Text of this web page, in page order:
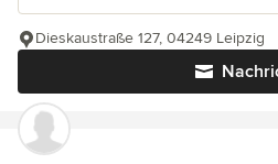
Dieskaustraße 127, 04249 Leipzig